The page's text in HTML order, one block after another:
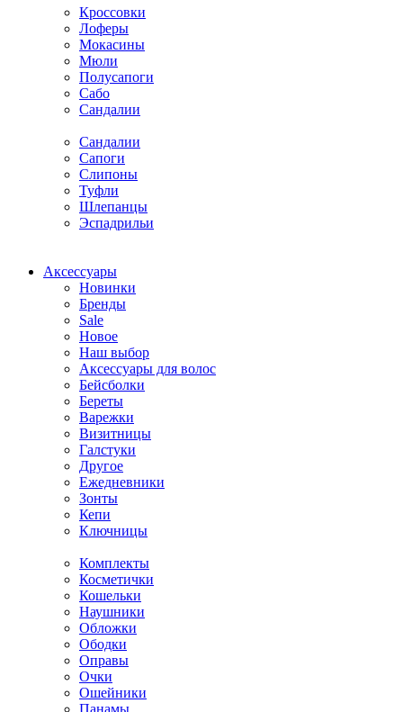
Кроссовки
Лоферы
Мокасины
Мюли
Полусапоги
Сабо
Сандалии
Сандалии
Сапоги
Слипоны
Туфли
Шлепанцы
Эспадрильи
Аксессуары
Новинки
Бренды
Sale
Новое
Наш выбор
Аксессуары для волос
Бейсболки
Береты
Варежки
Визитницы
Галстуки
Другое
Ежедневники
Зонты
Кепи
Ключницы
Комплекты
Косметички
Кошельки
Наушники
Обложки
Ободки
Оправы
Очки
Ошейники
Панамы